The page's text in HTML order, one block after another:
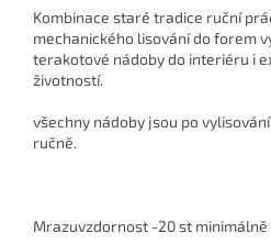
Kombinace staré tradice ruční
mechanického lisování do forem
terakotové nádoby do interiéru i
životností.
všechny nádoby jsou po
ručně.
Mrazuvzdornost -20 st minimálně